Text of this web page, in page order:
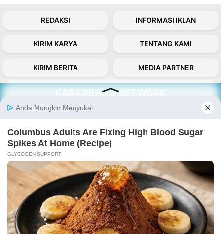
REDAKSI INFORMASI IKLAN
KIRIM KARYA TENTANG KAMI
KIRIM BERITA MEDIA PARTNER
KABARBARU NETWORK
About Our Kabarbaru.co
Kabarbaru.co menyajikan berita aktual dan
inspiratif dari sudut pandang berbaik sangka
serta terverifikasi dari sumber yang tepat.
Follow Kabarbaru